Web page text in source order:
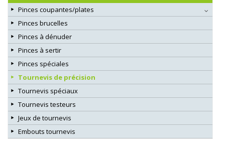
Pinces coupantes/plates
Pinces brucelles
Pinces à dénuder
Pinces à sertir
Pinces spéciales
Tournevis de précision
Tournevis spéciaux
Tournevis testeurs
Jeux de tournevis
Embouts tournevis